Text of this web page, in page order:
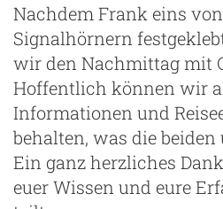
Nachdem Frank eins
Signalhörnern
wir den Nachmittag mit
Hoffentlich können wir
Informationen und
behalten, was die
Ein ganz herzliches
euer Wissen und eure